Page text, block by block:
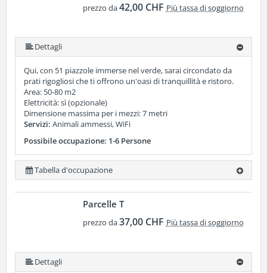
prezzo da42,00 CHF Più tassa di soggiorno
Dettagli
Qui, con 51 piazzole immerse nel verde, sarai circondato da
prati rigogliosi che ti offrono un'oasi di tranquillità e ristoro.
Area: 50-80 m2
Elettricità: sì (opzionale)
Dimensione massima per i mezzi: 7 metri
Servizi: Animali ammessi, WiFi
Possibile occupazione: 1-6 Persone
Tabella d'occupazione
Parcelle T
prezzo da37,00 CHF Più tassa di soggiorno
Dettagli